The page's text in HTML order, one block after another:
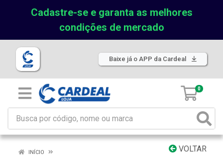
Cadastre-se e garanta as melhores
condições de mercado
Baixe já o APP da Cardeal
0
VOLTAR
INÍCIO